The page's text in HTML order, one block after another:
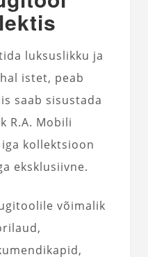
luksuslikku ja
istet, peab
saab sisustada
R.A. Mobili
kollektsioon
eksklusiivne.
võimalik